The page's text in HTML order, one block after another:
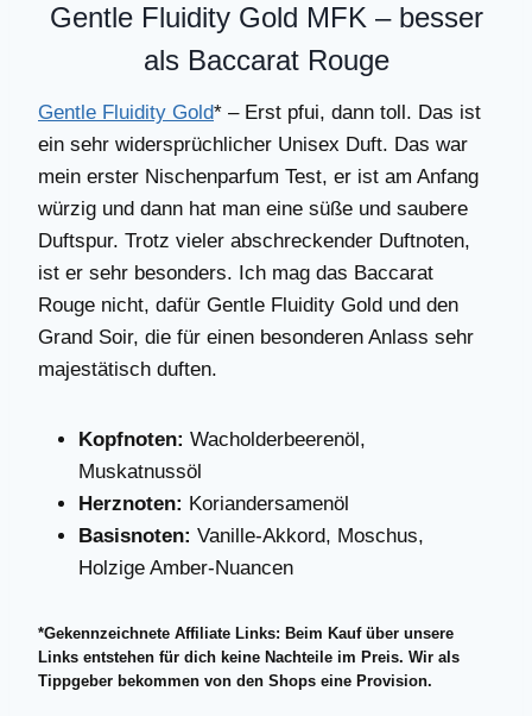
Gentle Fluidity Gold MFK – besser
als Baccarat Rouge
Gentle Fluidity Gold* – Erst pfui, dann toll. Das ist
ein sehr widersprüchlicher Unisex Duft. Das war
mein erster Nischenparfum Test, er ist am Anfang
würzig und dann hat man eine süße und saubere
Duftspur. Trotz vieler abschreckender Duftnoten,
ist er sehr besonders. Ich mag das Baccarat
Rouge nicht, dafür Gentle Fluidity Gold und den
Grand Soir, die für einen besonderen Anlass sehr
majestätisch duften.
Kopfnoten: Wacholderbeerenöl,
Muskatnussöl
Herznoten: Koriandersamenöl
Basisnoten: Vanille-Akkord, Moschus,
Holzige Amber-Nuancen
*Gekennzeichnete Affiliate Links: Beim Kauf über unsere
Links entstehen für dich keine Nachteile im Preis. Wir als
Tippgeber bekommen von den Shops eine Provision.